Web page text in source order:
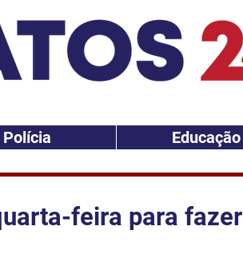
Polícia Educação
feira para fazer